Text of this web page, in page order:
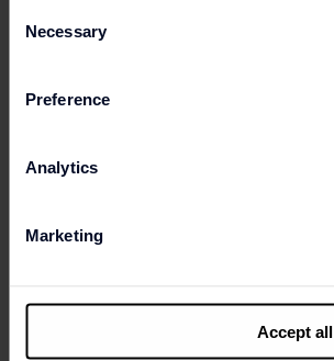
Selection
Necessary
Preference
Analytics
Marketing
Accept all
9. BEËINDIGING
10. KLACHTEN EN MELDINGEN